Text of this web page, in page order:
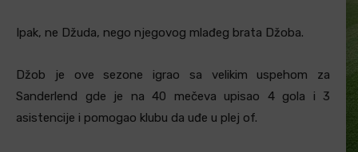
Ipak, ne Džuda, nego njegovog mlađeg brata Džoba.
Džob je ove sezone igrao sa velikim uspehom za
Sanderlend gde je na 40 mečeva upisao 4 gola i 3
asistencije i pomogao klubu da uđe u plej of.